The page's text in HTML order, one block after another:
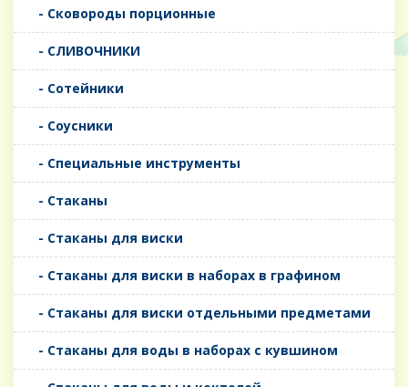
- Сковороды порционные
- СЛИВОЧНИКИ
- Сотейники
- Соусники
- Специальные инструменты
- Стаканы
- Стаканы для виски
- Стаканы для виски в наборах в графином
- Стаканы для виски отдельными предметами
- Стаканы для воды в наборах с кувшином